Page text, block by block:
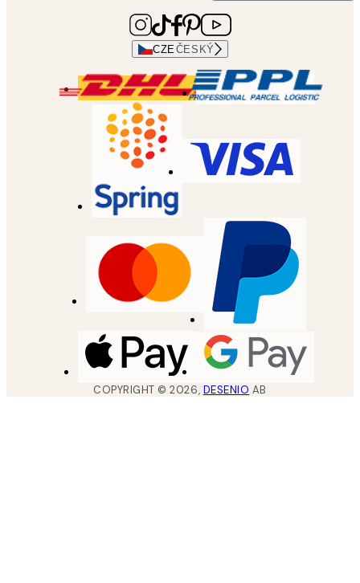
CZE ČESKÝ
COPYRIGHT ©2026, DESENIO AB